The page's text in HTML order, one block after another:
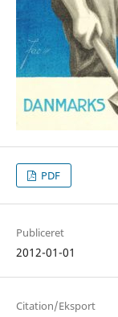
PDF
Publiceret
2012-01-01
Citation/Eksport